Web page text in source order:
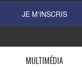
MULTIMÉDIA